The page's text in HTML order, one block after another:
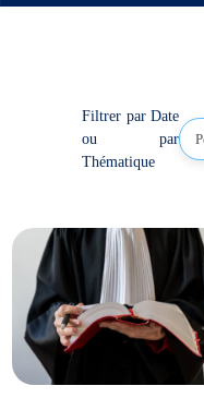
Filtrer par Date
ou par
Thématique